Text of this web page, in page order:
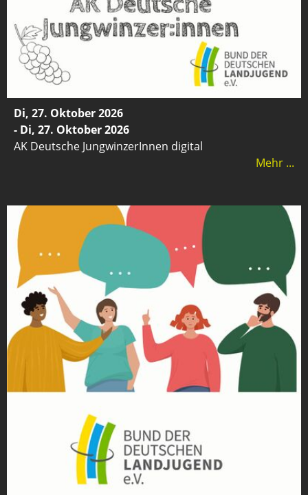
Di, 27. Oktober 2026
- Di, 27. Oktober 2026
AK Deutsche JungwinzerInnen digital
Mehr ...